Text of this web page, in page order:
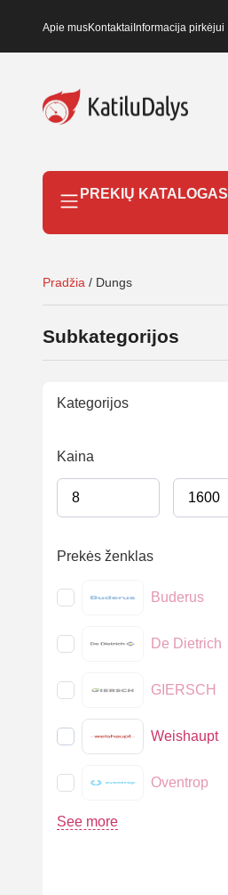
Apie musKontaktaiInformacija pirkėjui
PREKIŲ KATALOGAS
Pradžia / Dungs
Subkategorijos
Kategorijos
Kaina
Prekės ženklas
Buderus
De Dietrich
GIERSCH
Weishaupt
Oventrop
See more